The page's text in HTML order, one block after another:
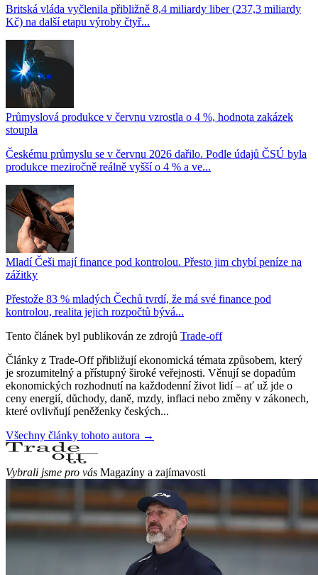
Britská vláda vyčlenila přibližně 8,4 miliardy liber (237,3 miliardy
Kč) na další etapu výroby čtyř...
Průmyslová produkce v červnu vzrostla o 4 %, hodnota zakázek
stoupla
Českému průmyslu se v červnu 2026 dařilo. Podle údajů ČSÚ byla
produkce meziročně reálně vyšší o 4 % a ve...
Mladí Češi mají finance pod kontrolou. Přesto jim chybí peníze na
zážitky
Přestože 83 % mladých Čechů tvrdí, že má své finance pod
kontrolou, realita jejich rozpočtů bývá...
Tento článek byl publikován ze zdrojů Trade-off
Články z Trade-Off přibližují ekonomická témata způsobem, který
je srozumitelný a přístupný široké veřejnosti. Věnují se dopadům
ekonomických rozhodnutí na každodenní život lidí – ať už jde o
ceny energií, důchody, daně, mzdy, inflaci nebo změny v zákonech,
které ovlivňují peněženky českých...
Všechny články tohoto autora →
Vybrali jsme pro vás Magazíny a zajímavosti